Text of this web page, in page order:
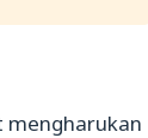
mengharukan